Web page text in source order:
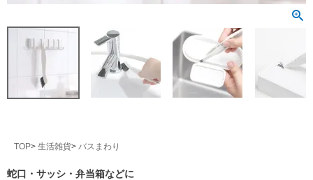
TOP 生活雑貨 バスまわり
蛇口・サッシ・弁当箱などに